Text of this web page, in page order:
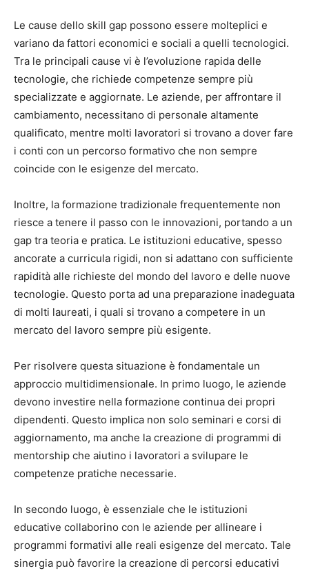
Le cause dello skill gap possono essere molteplici e
variano da fattori economici e sociali a quelli tecnologici.
Tra le principali cause vi è l’evoluzione rapida delle
tecnologie, che richiede competenze sempre più
specializzate e aggiornate. Le aziende, per affrontare il
cambiamento, necessitano di personale altamente
qualificato, mentre molti lavoratori si trovano a dover fare
i conti con un percorso formativo che non sempre
coincide con le esigenze del mercato.
Inoltre, la formazione tradizionale frequentemente non
riesce a tenere il passo con le innovazioni, portando a un
gap tra teoria e pratica. Le istituzioni educative, spesso
ancorate a curricula rigidi, non si adattano con sufficiente
rapidità alle richieste del mondo del lavoro e delle nuove
tecnologie. Questo porta ad una preparazione inadeguata
di molti laureati, i quali si trovano a competere in un
mercato del lavoro sempre più esigente.
Per risolvere questa situazione è fondamentale un
approccio multidimensionale. In primo luogo, le aziende
devono investire nella formazione continua dei propri
dipendenti. Questo implica non solo seminari e corsi di
aggiornamento, ma anche la creazione di programmi di
mentorship che aiutino i lavoratori a svilupare le
competenze pratiche necessarie.
In secondo luogo, è essenziale che le istituzioni
educative collaborino con le aziende per allineare i
programmi formativi alle reali esigenze del mercato. Tale
sinergia può favorire la creazione di percorsi educativi